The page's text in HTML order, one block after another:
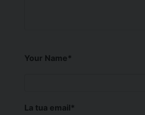
Your Name*
La tua email*